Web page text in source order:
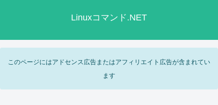
Linuxコマンド.NET
このページにはアドセンス広告またはアフィリエイト広告が含まれてい
ます